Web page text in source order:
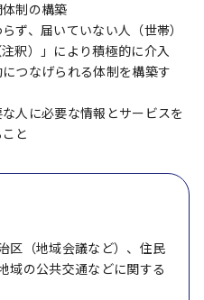
制の構築
ず、届いていない人（世帯）
釈）」により積極的に介入
つなげられる体制を構築す
人に必要な情報とサービスを
と
区（地域会議など）、住民
域の公共交通などに関する